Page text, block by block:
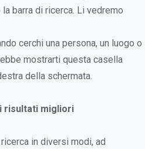
barra di ricerca. Li vedremo
cerchi una persona, un luogo o
mostrarti questa casella
della schermata.
risultati migliori
in diversi modi, ad